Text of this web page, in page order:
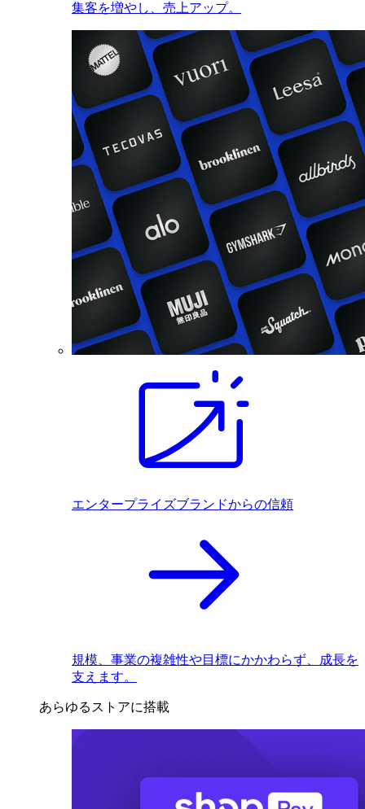
集客を増やし、売上アップ。
エンタープライズブランドからの信頼
規模、事業の複雑性や目標にかかわらず、成長を
支えます。
あらゆるストアに搭載